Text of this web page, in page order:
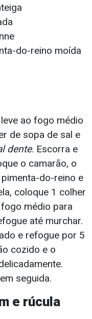
do-reino moída
ao fogo médio
de sopa de sal e
dente. Escorra e
o camarão, o
do-reino e
coloque 1 colher
médio para
até murchar.
e refogue por 5
cozido e o
seguida.
e rúcula